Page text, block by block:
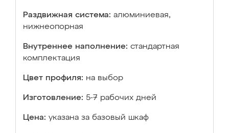
Раздвижная система: алюминиевая,
нижнеопорная
Внутреннее наполнение: стандартная
комплектация
Цвет профиля: на выбор
Изготовление: 5-7 рабочих дней
Цена: указана за базовый шкаф